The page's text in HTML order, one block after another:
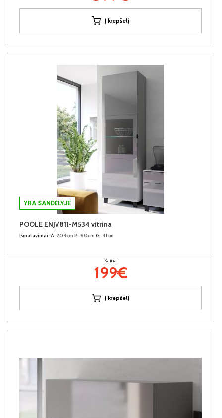
Į krepšelį
YRA SANDĖLYJE
POOLE ENJV811-M534 vitrina
Išmatavimai: A: 204cm P: 60cm G: 41cm
Kaina:
199€
Į krepšelį